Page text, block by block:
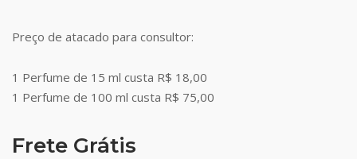
Preço de atacado para consultor:
1 Perfume de 15 ml custa R$ 18,00
1 Perfume de 100 ml custa R$ 75,00
Frete Grátis